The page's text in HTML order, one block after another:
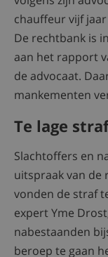
chauffeur vijf
De rechtbank is
aan het rapport
de advocaat.
mankementen
Te lage
Slachtoffers en
uitspraak van de
vonden de straf
expert Yme
nabestaanden
beroep te gaan